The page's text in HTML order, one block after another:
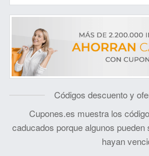
Códigos descuento y
Cupones.es muestra los
caducados porque algunos pueden
hayan